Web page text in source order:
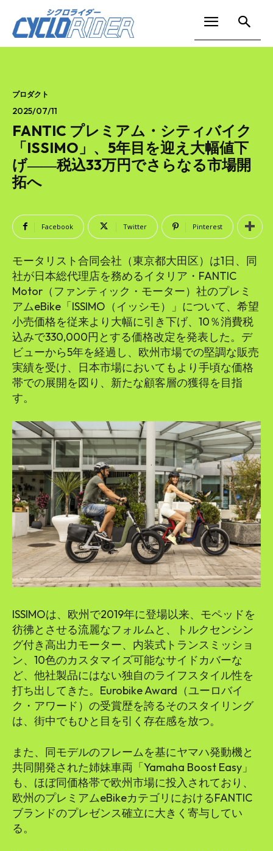
プロダクト
2025/07/11
FANTIC プレミアム・シティバイク
「ISSIMO」、5年目を迎え大幅値下
げ――税込33万円でさらなる市場開
拓へ
Facebook Twitter Pinterest
モータリスト合同会社（東京都大田区）は1日、同
社が日本総代理店を務めるイタリア・FANTIC
Motor（ファンティック・モーター）社のプレミ
アムeBike「ISSIMO（イッシモ）」について、希望
小売価格を従来より大幅に引き下げ、10％消費税
込みで330,000円とする価格改定を発表した。デ
ビューから5年を経過し、欧州市場での堅調な販売
実績を受け、日本市場においてもより手頃な価格
帯での展開を図り、新たな顧客層の獲得を目指
す。
ISSIMOは、欧州で2019年に登場以来、モペッドを
彷彿とさせる流麗なフォルムと、トルクセンシン
グ付き高出力モーター、内装式トランスミッショ
ン、10色のカスタマイズ可能なサイドカバーな
ど、他社製品にはない独自のライフスタイル性を
打ち出してきた。Eurobike Award（ユーロバイ
ク・アワード）の受賞歴を誇るそのスタイリング
は、街中でもひと目を引く存在感を放つ。
また、同モデルのフレームを基にヤマハ発動機と
共同開発された姉妹車両「Yamaha Boost Easy」
も、ほぼ同価格帯で欧州市場に投入されており、
欧州のプレミアムeBikeカテゴリにおけるFANTIC
ブランドのプレゼンス確立に大きく寄与してい
る。